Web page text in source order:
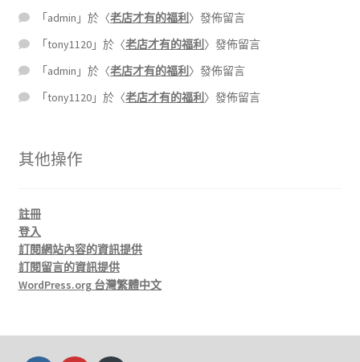
「admin 」於〈老店才有的福利 〉發佈留言
「tony1120 」於〈老店才有的福利 〉發佈留言
「admin 」於〈老店才有的福利 〉發佈留言
「tony1120 」於〈老店才有的福利 〉發佈留言
其他操作
註冊
登入
訂閱網站內容的資訊提供
訂閱留言的資訊提供
WordPress.org 台灣繁體中文